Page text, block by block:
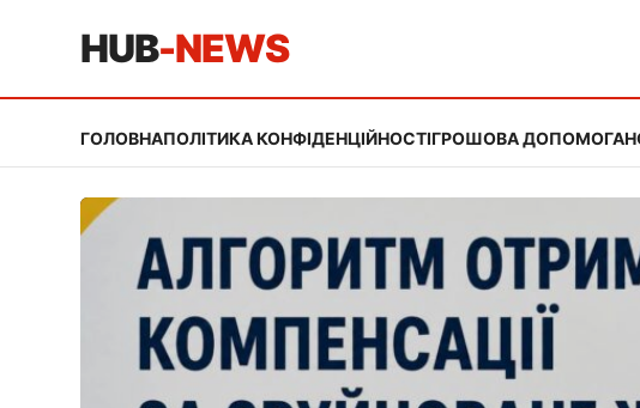
HUB-NEWS
ГОЛОВНАПОЛІТИКА КОНФІДЕНЦІЙНОСТІГРОШОВА ДОПОМОГА